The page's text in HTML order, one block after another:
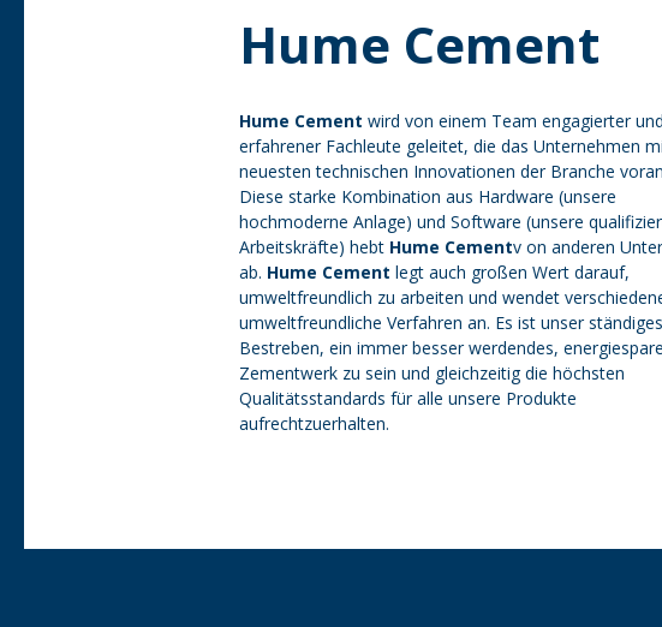
Hume Cement
Hume Cement wird von einem Team engagierter und
erfahrener Fachleute geleitet, die das Unternehmen
neuesten technischen Innovationen der Branche
Diese starke Kombination aus Hardware (unsere
hochmoderne Anlage) und Software (unsere
Arbeitskräfte) hebt Hume Cementv on anderen
ab. Hume Cement legt auch großen Wert darauf,
umweltfreundlich zu arbeiten und wendet
umweltfreundliche Verfahren an. Es ist unser ständiges
Bestreben, ein immer besser werdendes,
Zementwerk zu sein und gleichzeitig die höchsten
Qualitätsstandards für alle unsere Produkte
aufrechtzuerhalten.